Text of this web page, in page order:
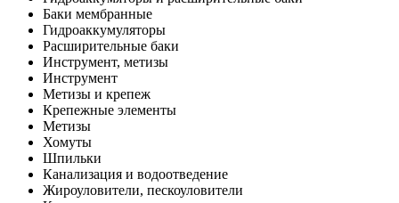
Баки мембранные
Гидроаккумуляторы
Расширительные баки
Инструмент, метизы
Инструмент
Метизы и крепеж
Крепежные элементы
Метизы
Хомуты
Шпильки
Канализация и водоотведение
Жироуловители, пескоуловители